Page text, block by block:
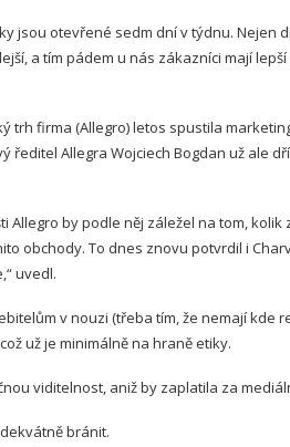
jsou otevřené sedm dní v týdnu. Nejen
a tím pádem u nás zákazníci mají
trh firma (Allegro) letos spustila
ředitel Allegra Wojciech Bogdan už ale
by podle něj záležel na tom, kolik
obchody. To dnes znovu potvrdil i
uvedl.
v nouzi (třeba tím, že nemají kde
už je minimálně na hraně etiky.
viditelnost, aniž by zaplatila za
bránit.